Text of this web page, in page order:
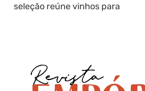
seleção reúne vinhos para